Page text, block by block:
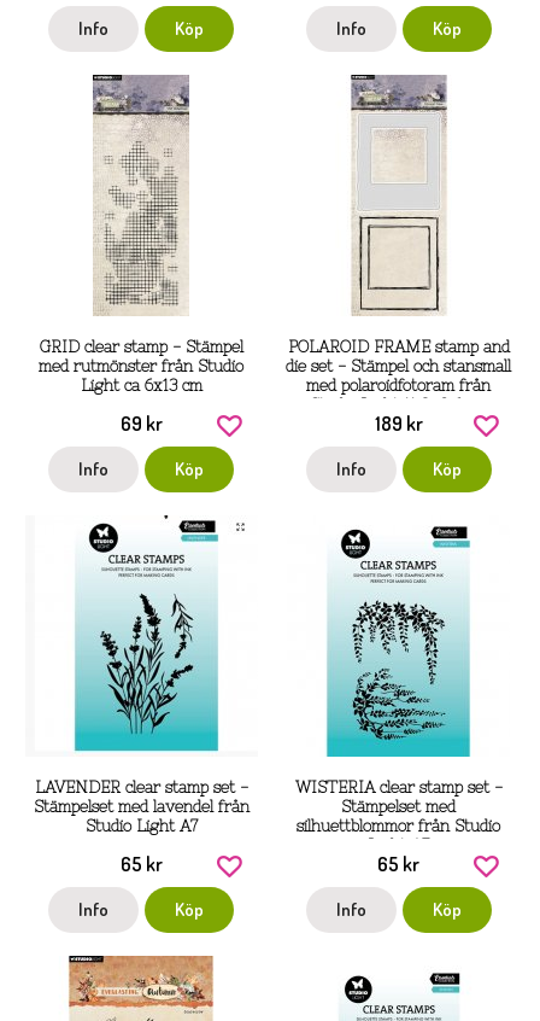
Info Köp Info Köp
GRID clear stamp - Stämpel
med rutmönster från Studio
Light ca 6x13 cm
69 kr
Info Köp
POLAROID FRAME stamp and
die set - Stämpel och stansmall
med polaroidfotoram från
189 kr
Info Köp
LAVENDER clear stamp set -
Stämpelset med lavendel från
Studio Light A7
65 kr
Info Köp
WISTERIA clear stamp set -
Stämpelset med
silhuettblommor från Studio
65 kr
Info Köp